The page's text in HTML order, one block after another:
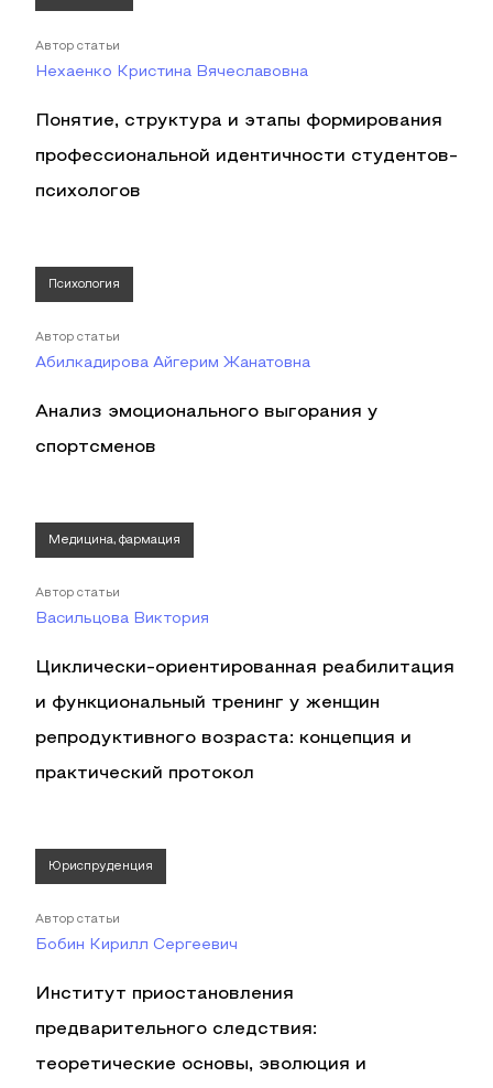
Автор статьи
Нехаенко Кристина Вячеславовна
Понятие, структура и этапы формирования
профессиональной идентичности студентов-
психологов
Психология
Автор статьи
Абилкадирова Айгерим Жанатовна
Анализ эмоционального выгорания у
спортсменов
Медицина, фармация
Автор статьи
Васильцова Виктория
Циклически-ориентированная реабилитация
и функциональный тренинг у женщин
репродуктивного возраста: концепция и
практический протокол
Юриспруденция
Автор статьи
Бобин Кирилл Сергеевич
Институт приостановления
предварительного следствия:
теоретические основы, эволюция и